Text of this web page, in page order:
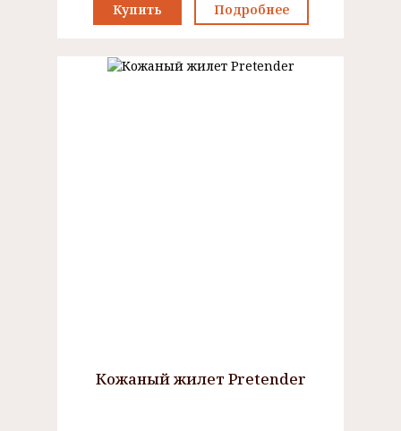
Купить Подробнее
Кожаный жилет Pretender